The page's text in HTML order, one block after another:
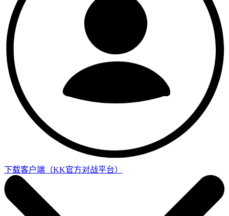
下载客户端 （KK官方对战平台）